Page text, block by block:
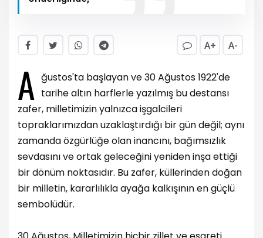
A+ A-
A ğustos'ta başlayan ve 30 Ağustos 1922'de
tarihe altın harflerle yazılmış bu destansı
zafer, milletimizin yalnızca işgalcileri
topraklarımızdan uzaklaştırdığı bir gün değil; aynı
zamanda özgürlüğe olan inancını, bağımsızlık
sevdasını ve ortak geleceğini yeniden inşa ettiği
bir dönüm noktasıdır. Bu zafer, küllerinden doğan
bir milletin, kararlılıkla ayağa kalkışının en güçlü
sembolüdür.